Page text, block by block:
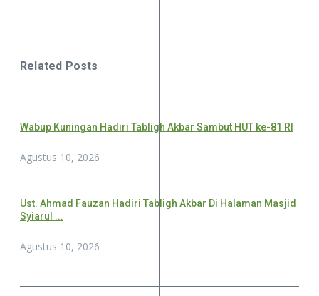
Related Posts
Wabup Kuningan Hadiri Tabligh Akbar Sambut HUT ke-81 RI
Agustus 10, 2026
Ust. Ahmad Fauzan Hadiri Tabligh Akbar Di Halaman Masjid
Syiarul ...
Agustus 10, 2026